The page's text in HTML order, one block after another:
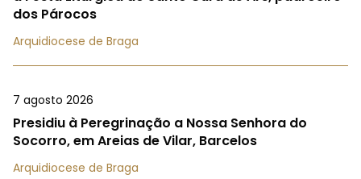
dos Párocos
Arquidiocese de Braga
7 agosto 2026
Presidiu à Peregrinação a Nossa Senhora do
Socorro, em Areias de Vilar, Barcelos
Arquidiocese de Braga